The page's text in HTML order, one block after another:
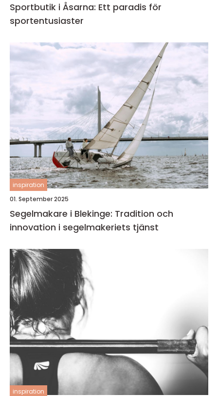
Sportbutik i Åsarna: Ett paradis för
sportentusiaster
inspiration
01. September 2025
Segelmakare i Blekinge: Tradition och
innovation i segelmakeriets tjänst
inspiration